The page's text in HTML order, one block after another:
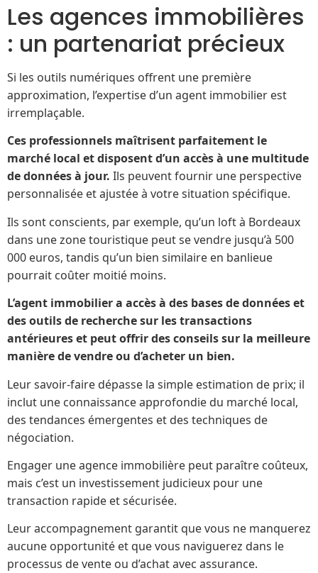
Les agences immobilières
: un partenariat précieux
Si les outils numériques offrent une première
approximation, l’expertise d’un agent immobilier est
irremplaçable.
Ces professionnels maîtrisent parfaitement le
marché local et disposent d’un accès à une multitude
de données à jour. Ils peuvent fournir une perspective
personnalisée et ajustée à votre situation spécifique.
Ils sont conscients, par exemple, qu’un loft à Bordeaux
dans une zone touristique peut se vendre jusqu’à 500
000 euros, tandis qu’un bien similaire en banlieue
pourrait coûter moitié moins.
L’agent immobilier a accès à des bases de données et
des outils de recherche sur les transactions
antérieures et peut offrir des conseils sur la meilleure
manière de vendre ou d’acheter un bien.
Leur savoir-faire dépasse la simple estimation de prix; il
inclut une connaissance approfondie du marché local,
des tendances émergentes et des techniques de
négociation.
Engager une agence immobilière peut paraître coûteux,
mais c’est un investissement judicieux pour une
transaction rapide et sécurisée.
Leur accompagnement garantit que vous ne manquerez
aucune opportunité et que vous naviguerez dans le
processus de vente ou d’achat avec assurance.